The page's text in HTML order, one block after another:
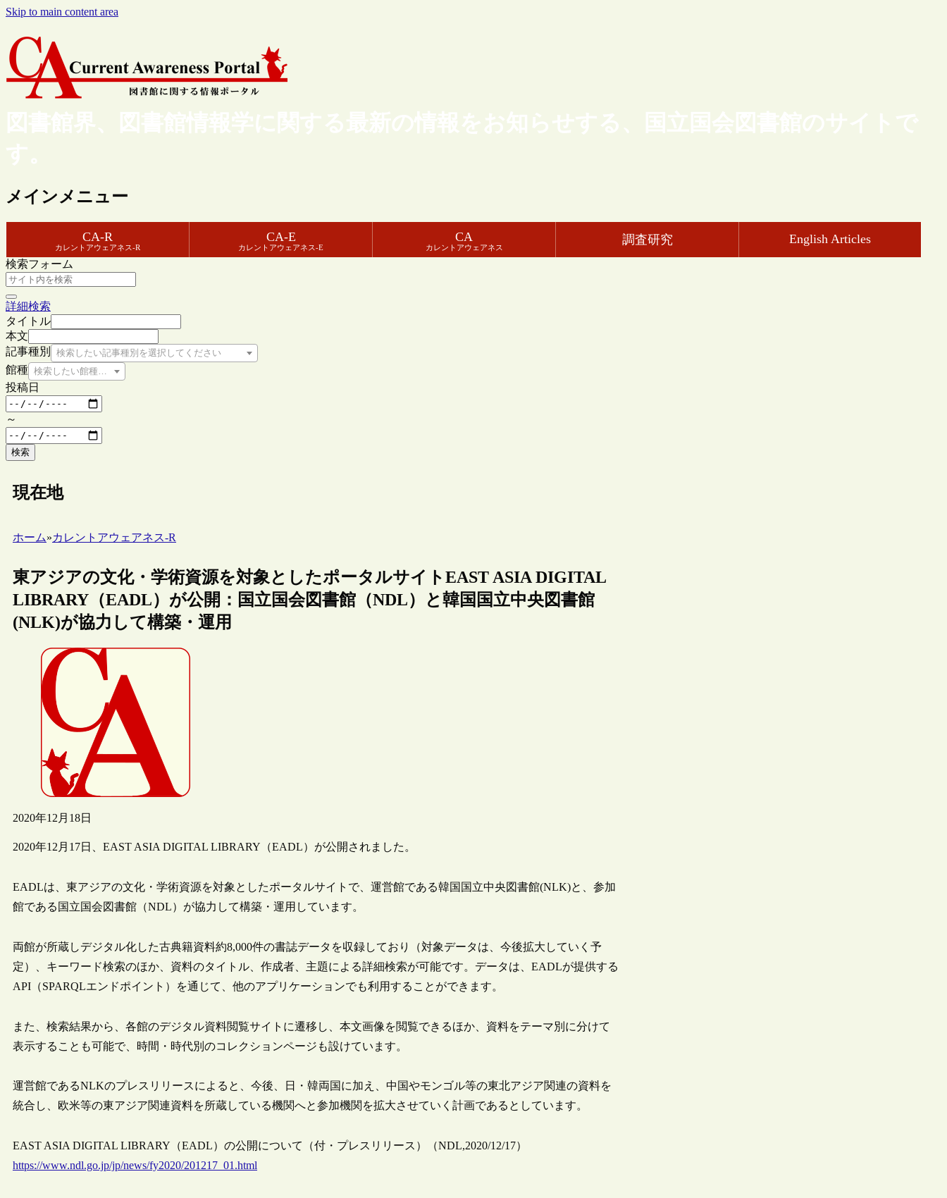
Skip to main content area
図書館界、図書館情報学に関する最新の情報をお知らせする、国立国会図書館のサイトで
す。
メインメニュー
CA-R
カレントアウェアネス-R
CA-E
カレントアウェアネス-E
CA
カレントアウェアネス
調査研究 English Articles
検索フォーム
詳細検索
タイトル
本文
記事種別
検索したい記事種別を選択してください
館種 検索したい館種を選択してください
投稿日
～
検索
現在地
ホーム»カレントアウェアネス-R
東アジアの文化・学術資源を対象としたポータルサイトEAST ASIA DIGITAL
LIBRARY（EADL）が公開：国立国会図書館（NDL）と韓国国立中央図書館
(NLK)が協力して構築・運用
2020年12月18日
2020年12月17日、EAST ASIA DIGITAL LIBRARY（EADL）が公開されました。
EADLは、東アジアの文化・学術資源を対象としたポータルサイトで、運営館である韓国国立中央図書館(NLK)と、参加
館である国立国会図書館（NDL）が協力して構築・運用しています。
両館が所蔵しデジタル化した古典籍資料約8,000件の書誌データを収録しており（対象データは、今後拡大していく予
定）、キーワード検索のほか、資料のタイトル、作成者、主題による詳細検索が可能です。データは、EADLが提供する
API（SPARQLエンドポイント）を通じて、他のアプリケーションでも利用することができます。
また、検索結果から、各館のデジタル資料閲覧サイトに遷移し、本文画像を閲覧できるほか、資料をテーマ別に分けて
表示することも可能で、時間・時代別のコレクションページも設けています。
運営館であるNLKのプレスリリースによると、今後、日・韓両国に加え、中国やモンゴル等の東北アジア関連の資料を
統合し、欧米等の東アジア関連資料を所蔵している機関へと参加機関を拡大させていく計画であるとしています。
EAST ASIA DIGITAL LIBRARY（EADL）の公開について（付・プレスリリース）（NDL,2020/12/17）
https://www.ndl.go.jp/jp/news/fy2020/201217_01.html